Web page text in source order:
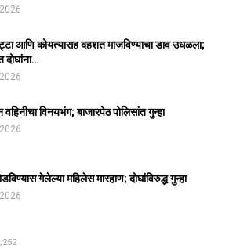
आणि कोयत्यासह दहशत माजविण्याचा डाव उधळला;
दोघांना…
वहिनीचा विनयभंग; बाजारपेठ पोलिसांत गुन्हा
गेलेल्या महिलेस मारहाण; दोघांविरुद्ध गुन्हा